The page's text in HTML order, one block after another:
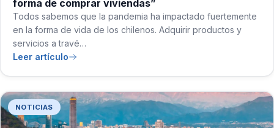
forma de comprar viviendas”
Todos sabemos que la pandemia ha impactado fuertemente
en la forma de vida de los chilenos. Adquirir productos y
servicios a travé…
Leer artículo
NOTICIAS